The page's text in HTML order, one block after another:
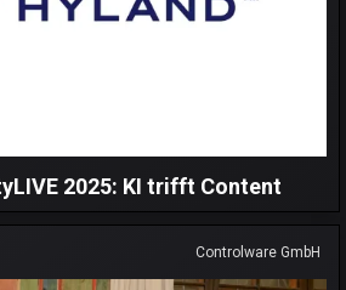
2025: KI trifft Content
Controlware GmbH